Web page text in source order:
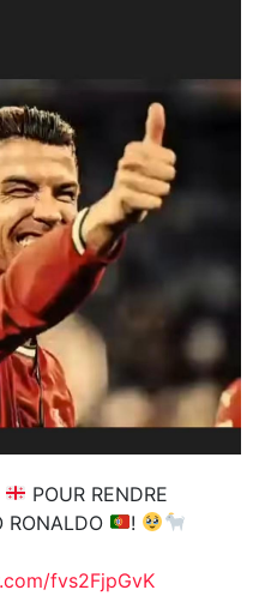
POUR RENDRE
RONALDO
!
fvs2FjpGvK